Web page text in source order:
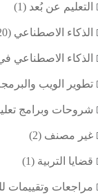
التعليم عن بُعد
الذكاء الاصطناعي AI
الذكاء الاصطناعي
تطوير الويب
شروحات وبرامج
غير مصنف
قضايا التربية
مراجعات وتقييمات